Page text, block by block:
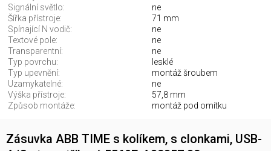
Signální světlo:
ne
Šířka přístroje:
71 mm
Spínající N vodič:
ne
Textové pole:
ne
Transparentní:
ne
Typ povrchu:
lesklé
Typ upevnění:
montáž šroubem
Uzamykatelné:
ne
Výška přístroje:
57,8 mm
Způsob montáže:
montáž pod omítku
Zásuvka ABB TIME s kolíkem, s clonkami, USB-